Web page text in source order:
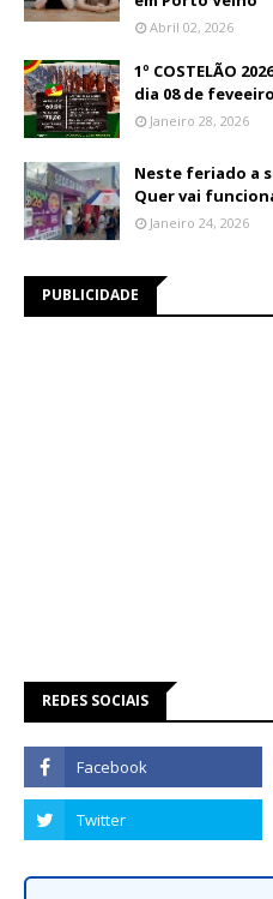
Abril 02, 2026
1º COSTELÃO
dia 08 de feveeiro
Janeiro 28, 2026
Neste feriado a
Quer vai
Janeiro 24, 2026
PUBLICIDADE
REDES SOCIAIS